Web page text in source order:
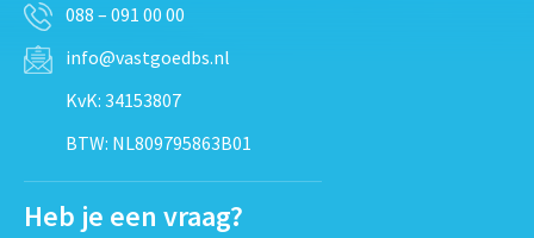
088 – 091 00 00
info@vastgoedbs.nl
KvK: 34153807
BTW: NL809795863B01
Heb je een vraag?